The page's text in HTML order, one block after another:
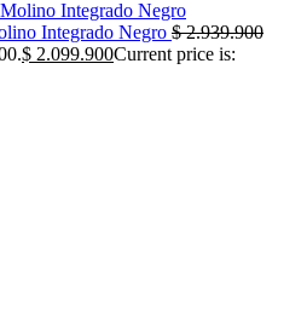
Integrado Negro $2.939.900
$ 2.099.900Current price is: